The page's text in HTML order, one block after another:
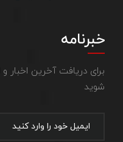
خبرنامه
برای دریافت آخرین اخبار و
شوید